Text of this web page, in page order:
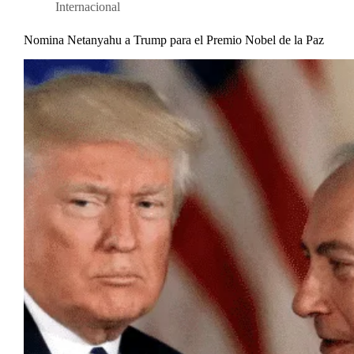
Internacional
Nomina Netanyahu a Trump para el Premio Nobel de la Paz